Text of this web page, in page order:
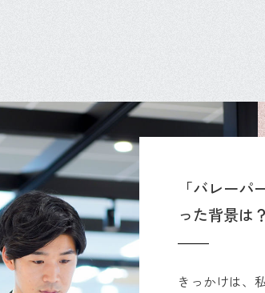
「バレー
った背景は
きっかけは、